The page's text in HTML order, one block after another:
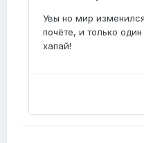
Увы но мир
почёте, и только
хапай!